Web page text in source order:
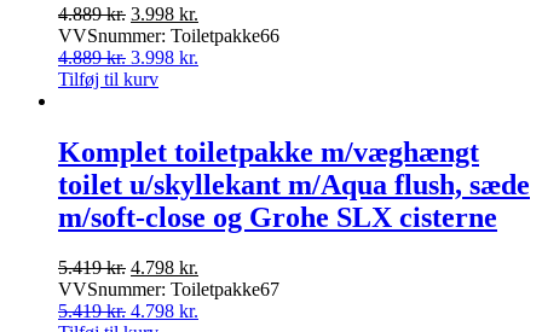
4.889kr. Den
oprindelige
pris
var:
3.998 kr.
aktuelle
VVSnummer: Toiletpakke66
4.889kr. Den
oprindelige
4.889 kr..
3.998 kr.
3.998 kr..
Tilføj til kurv
Komplet toiletpakke m/væghængt
toilet u/skyllekant m/Aqua flush, sæde
m/soft-close og Grohe SLX cisterne
5.419kr. Den
oprindelige
pris
4.798 kr.
aktuelle
VVSnummer: Toiletpakke67
5.419kr. Den
4.798 kr.